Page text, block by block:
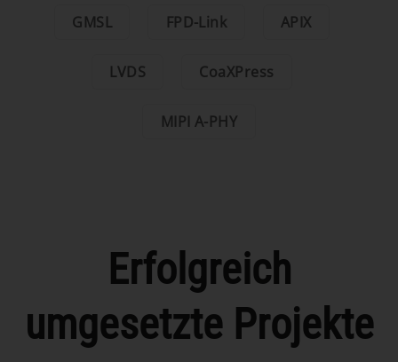
GMSL FPD-Link APIX
LVDS CoaXPress
MIPI A-PHY
Erfolgreich
umgesetzte Projekte